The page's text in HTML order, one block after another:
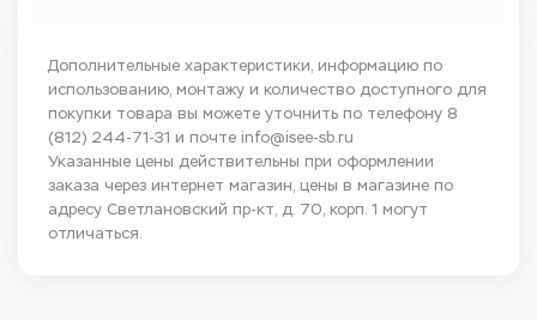
Дополнительные характеристики, информацию по
использованию, монтажу и количество доступного для
покупки товара вы можете уточнить по телефону 8
(812) 244-71-31 и почте info@isee-sb.ru
Указанные цены действительны при оформлении
заказа через интернет магазин, цены в магазине по
адресу Светлановский пр-кт, д. 70, корп. 1 могут
отличаться.